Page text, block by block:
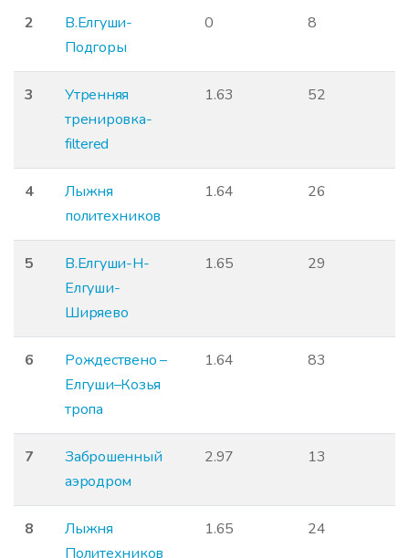
2
В.Елгуши-
Подгоры
0 8
3
Утренняя
тренировка-
filtered
1.63 52
4
Лыжня
политехников
1.64 26
5
В.Елгуши-Н-
Елгуши-
Ширяево
1.65 29
6
Рождествено –
Елгуши–Козья
тропа
1.64 83
7
Заброшенный
аэродром
2.97 13
8
Лыжня
Политехников
1.65 24